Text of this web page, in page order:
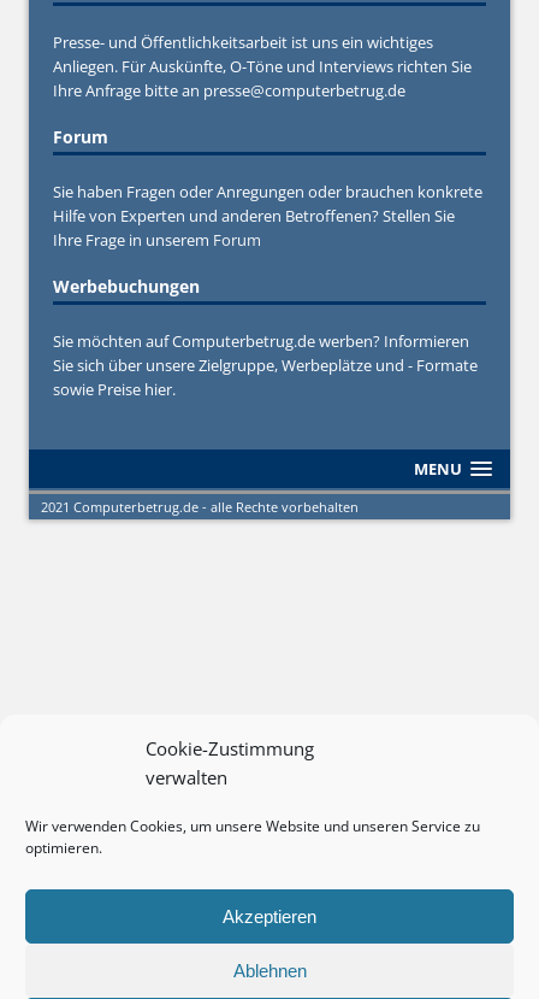
Cookie-Zustimmung
verwalten
Wir verwenden Cookies, um unsere Website und unseren Service zu
optimieren.
Akzeptieren
Ablehnen
Presse- und Öffentlichkeitsarbeit ist uns ein wichtiges
Anliegen. Für Auskünfte, O-Töne und Interviews richten Sie
Ihre Anfrage bitte an presse@computerbetrug.de
Forum
Sie haben Fragen oder Anregungen oder brauchen konkrete
Hilfe von Experten und anderen Betroffenen? Stellen Sie
Ihre Frage in unserem Forum
Werbebuchungen
Sie möchten auf Computerbetrug.de werben? Informieren
Sie sich über unsere Zielgruppe, Werbeplätze und - Formate
sowie Preise hier.
MENU
2021 Computerbetrug.de - alle Rechte vorbehalten